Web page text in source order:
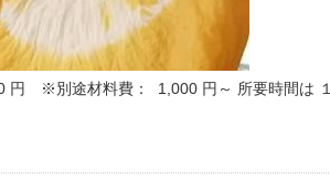
円 ※別途材料費： 1,000 円～ 所要時間は